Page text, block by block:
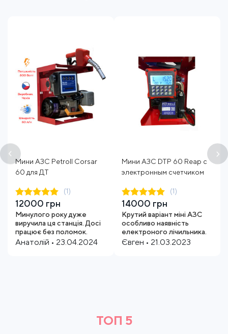
Мини АЗС Petroll Corsar
60 для ДТ
(1)
12000 грн
Минулого року дуже
виручила ця станція. Досі
працює без поломок.
Анатолій • 23.04.2024
Мини АЗС DTP 60 Reap с
электронным счетчиком
(1)
14000 грн
Крутий варіант міні АЗС
особливо наявність
електроного лічильника.
Євген • 21.03.2023
ТОП 5